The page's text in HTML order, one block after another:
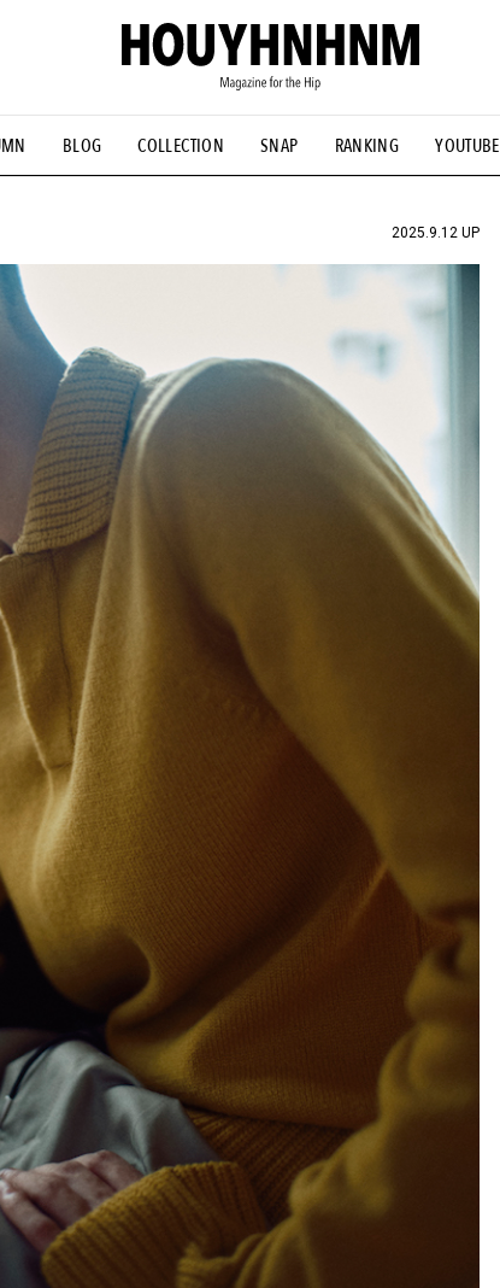
BLOG COLLECTION SNAP RANKING YOUTUBE
#古着サミット #NEW VINTAGE #マイナーグッド図鑑
#FOCUS IT #AH.H #ととけん #FASHION #MUSIC
2025.9.12 UP